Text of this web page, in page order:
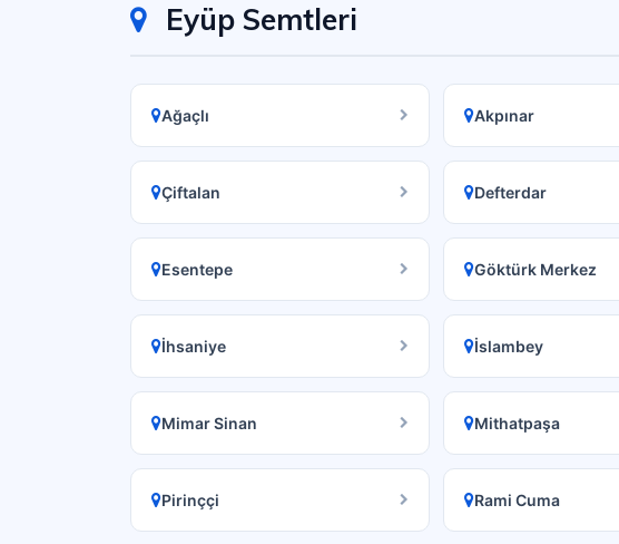
Eyüp Semtleri
Ağaçlı Akpınar
Çiftalan Defterdar
Esentepe Göktürk Merkez
İhsaniye İslambey
Mimar Sinan Mithatpaşa
Pirinççi Rami Cuma